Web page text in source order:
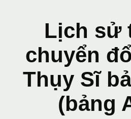
Lịch sử
chuyển
Thụy Sĩ
(bảng